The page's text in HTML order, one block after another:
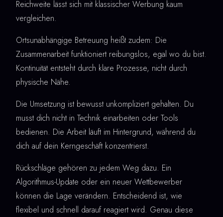
Reichweite lässt sich mit klassischer Werbung kaum
vergleichen.
Ortsunabhängige Betreuung heißt zudem: Die
Zusammenarbeit funktioniert reibungslos, egal wo du bist.
Kontinuität entsteht durch klare Prozesse, nicht durch
physische Nähe.
Die Umsetzung ist bewusst unkompliziert gehalten. Du
musst dich nicht in Technik einarbeiten oder Tools
bedienen. Die Arbeit läuft im Hintergrund, während du
dich auf dein Kerngeschäft konzentrierst.
Rückschläge gehören zu jedem Weg dazu. Ein
Algorithmus-Update oder ein neuer Wettbewerber
können die Lage verändern. Entscheidend ist, wie
flexibel und schnell darauf reagiert wird. Genau diese